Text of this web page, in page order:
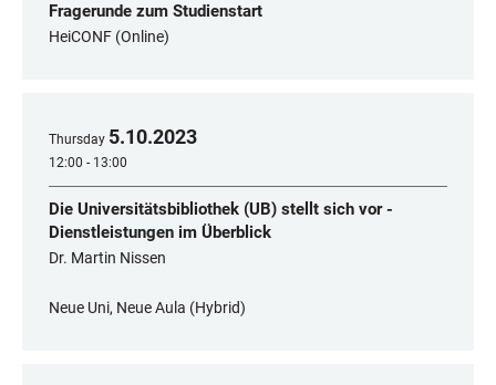
Fragerunde zum Studienstart
HeiCONF (Online)
Thursday 5.10.2023
12:00 - 13:00
Die Universitätsbibliothek (UB) stellt sich vor -
Dienstleistungen im Überblick
Dr. Martin Nissen
Neue Uni, Neue Aula (Hybrid)